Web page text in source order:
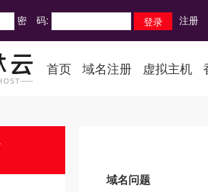
密 码: 注册
首页 域名注册 虚拟主机
域名问题